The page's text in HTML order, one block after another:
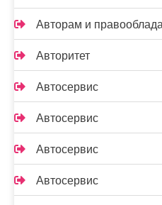
Авторам и
Авторитет
Автосервис
Автосервис
Автосервис
Автосервис